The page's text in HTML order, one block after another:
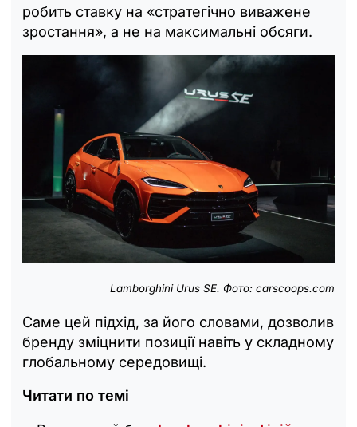
робить ставку на «стратегічно виважене
зростання», а не на максимальні обсяги.
Lamborghini Urus SE. Фото: carscoops.com
Саме цей підхід, за його словами, дозволив
бренду зміцнити позиції навіть у складному
глобальному середовищі.
Читати по темі